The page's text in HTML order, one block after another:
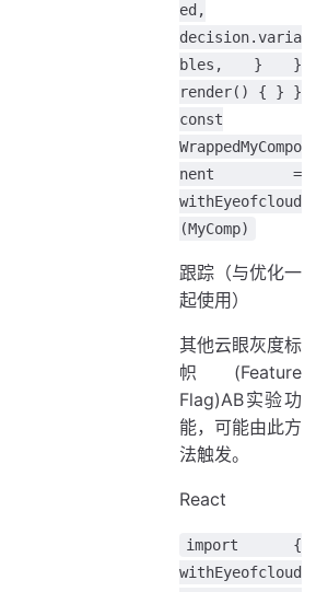
ed,
decision.varia
bles, } }
render() { } }
const
WrappedMyCompo
nent =
withEyeofcloud
(MyComp)
跟踪（与优化一
起使用）
其他云眼灰度标
帜(Feature
Flag)AB实验功
能，可能由此方
法触发。
React
import {
withEyeofcloud